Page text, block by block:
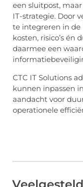
een sluitpost,
IT-strategie. Door
te integreren in de
kosten, risico’s én
daarmee een
CTC IT Solutions
kunnen inpassen
aandacht voor
operationele